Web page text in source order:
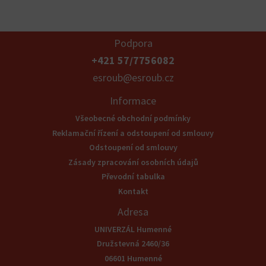
Podpora
+421 57/7756082
esroub@esroub.cz
Informace
Všeobecné obchodní podmínky
Reklamační řízení a odstoupení od smlouvy
Odstoupení od smlouvy
Zásady zpracování osobních údajů
Převodní tabulka
Kontakt
Adresa
UNIVERZÁL Humenné
Družstevná 2460/36
06601 Humenné